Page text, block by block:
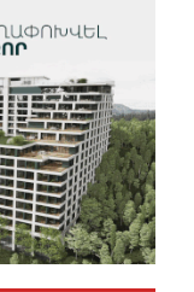
են
Չալաբյանի
28 րոպե առաջ
Բրիտանացի
են
և դա